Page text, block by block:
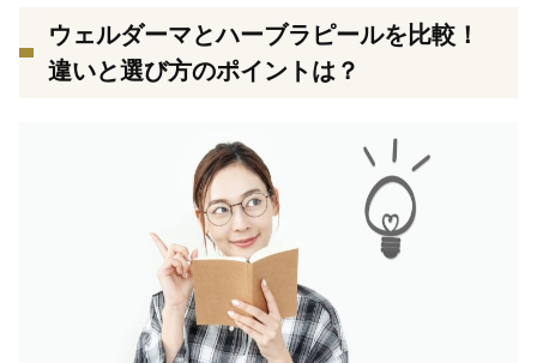
ウェルダーマとハーブラピールを比較！
違いと選び方のポイントは？